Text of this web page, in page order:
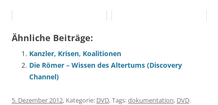
Ähnliche Beiträge:
Kanzler, Krisen, Koalitionen
Die Römer – Wissen des Altertums (Discovery
Channel)
5. Dezember 2012, Kategorie: DVD, Tags:dokumentation, DVD.